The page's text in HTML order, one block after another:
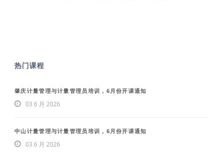
热门课程
肇庆计量管理与计量管理员培训，6月份开课通知
03 6 月 2026
中山计量管理与计量管理员培训，6月份开课通知
03 6 月 2026